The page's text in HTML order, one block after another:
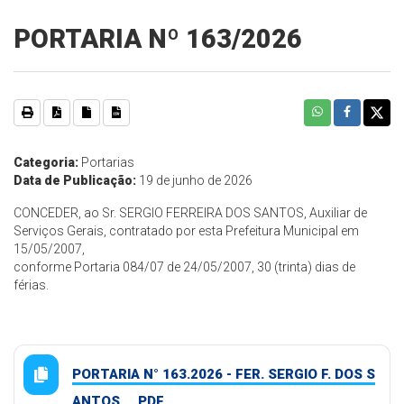
PORTARIA Nº 163/2026
Categoria: Portarias
Data de Publicação: 19 de junho de 2026
CONCEDER, ao Sr. SERGIO FERREIRA DOS SANTOS, Auxiliar de
Serviços Gerais, contratado por esta Prefeitura Municipal em
15/05/2007,
conforme Portaria 084/07 de 24/05/2007, 30 (trinta) dias de
férias.
PORTARIA N° 163.2026 - FER. SERGIO F. DOS S